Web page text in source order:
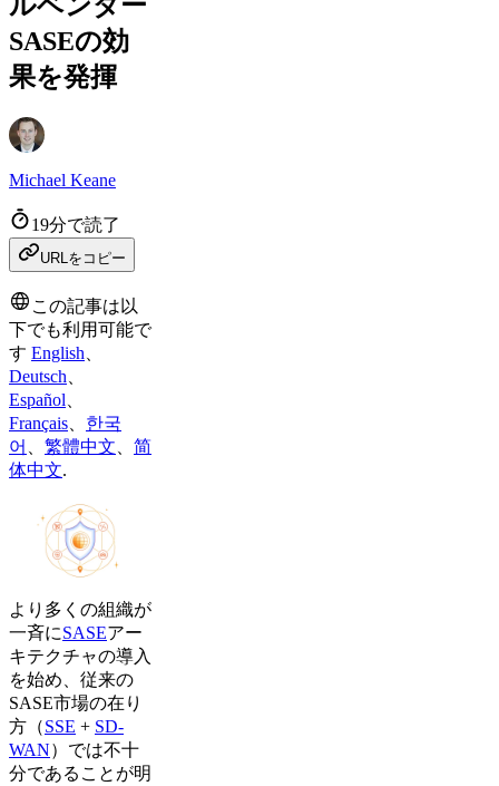
SASEの効
果を発揮
Michael Keane
19分で読了
URLをコピー
この記事は以
下でも利用可能で
す English
Deutsch
Español
Français
한국
어
繁體中文
简
体中文.
より多くの組織が
一斉にSASEアー
キテクチャの導入
を始め、従来の
SASE市場の在り
方（SSE + SD-
WAN）では不十
分であることが明